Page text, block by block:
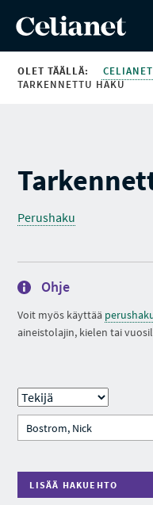
OLET TÄÄLLÄ: CELIANET
TARKENNETTU HAKU
Perushaku
Ohje
Voit myös käyttää
aineistolajin, kielen tai
LISÄÄ HAKUEHTO